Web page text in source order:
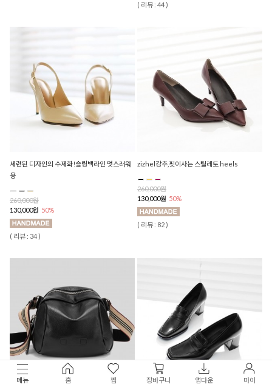
( 리뷰 : 44 )
세련된 디자인의 수제화!슬링백라인 멋스러워
용
260,000원
130,000원 50%
( 리뷰 : 34 )
zizhel강추,핏이사는 스틸레토 heels
260,000원
130,000원 50%
( 리뷰 : 82 )
메뉴 홈 찜 장바구니 앱다운 마이